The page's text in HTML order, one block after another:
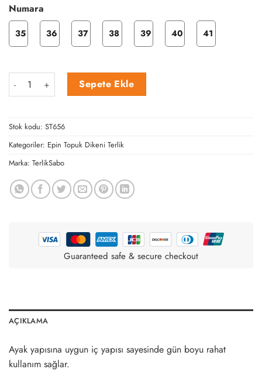
Numara
35 36 37 38 39 40 41
Çift Bant Mor Nubuk Epin Terliği adet
Sepete Ekle
Stok kodu: ST656
Kategoriler: Epin Topuk Dikeni Terlik
Marka: TerlikSabo
Guaranteed safe & secure checkout
AÇIKLAMA
Ayak yapısına uygun iç yapısı sayesinde gün boyu rahat
kullanım sağlar.